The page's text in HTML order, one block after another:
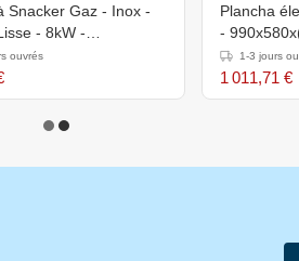
Snacker Gaz - Inox -
- 8kW -
ouvrés
Plancha
-
1-3 jours
1 011,71 €